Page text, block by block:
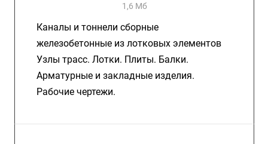
1,6 Мб
Каналы и тоннели сборные
железобетонные из лотковых элементов
Узлы трасс. Лотки. Плиты. Балки.
Арматурные и закладные изделия.
Рабочие чертежи.